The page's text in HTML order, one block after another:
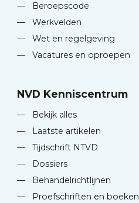
—
Beroepscode
—
Werkvelden
—
Wet en regelgeving
—
Vacatures en oproepen
NVD Kenniscentrum
—
Bekijk alles
—
Laatste artikelen
—
Tijdschrift NTVD
—
Dossiers
—
Behandelrichtlijnen
—
Proefschriften en boeken